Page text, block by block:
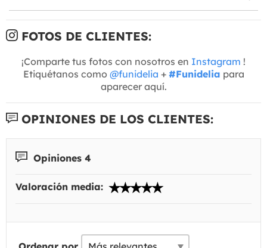
FOTOS DE CLIENTES:
¡Comparte tus fotos con nosotros en Instagram !
Etiquétanos como @funidelia + #Funidelia para
aparecer aquí.
OPINIONES DE LOS CLIENTES:
Opiniones 4
Valoración media: